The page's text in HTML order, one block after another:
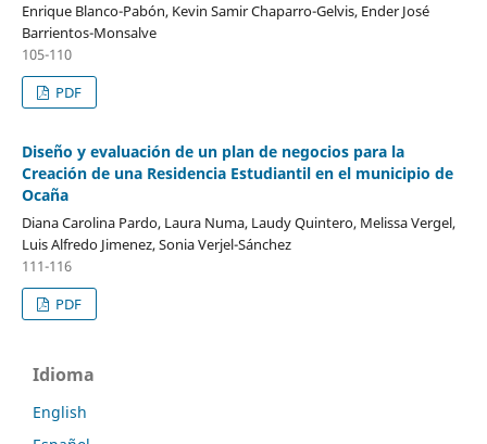
Enrique Blanco-Pabón, Kevin Samir Chaparro-Gelvis, Ender José
Barrientos-Monsalve
105-110
PDF
Diseño y evaluación de un plan de negocios para la
Creación de una Residencia Estudiantil en el municipio de
Ocaña
Diana Carolina Pardo, Laura Numa, Laudy Quintero, Melissa Vergel,
Luis Alfredo Jimenez, Sonia Verjel-Sánchez
111-116
PDF
Idioma
English